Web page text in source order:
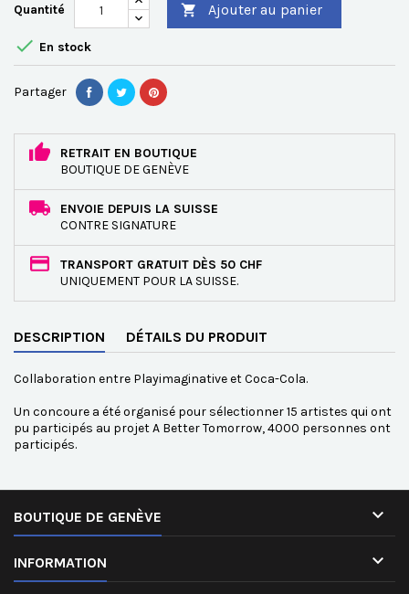
Quantité  Ajouter au panier
 En stock
Partager
RETRAIT EN BOUTIQUE
BOUTIQUE DE GENÈVE
ENVOIE DEPUIS LA SUISSE
CONTRE SIGNATURE
TRANSPORT GRATUIT DÈS 50 CHF
UNIQUEMENT POUR LA SUISSE.
DESCRIPTION DÉTAILS DU PRODUIT
Collaboration entre Playimaginative et Coca-Cola.
Un concoure a été organisé pour sélectionner 15 artistes qui ont
pu participés au projet A Better Tomorrow, 4000 personnes ont
participés.
BOUTIQUE DE GENÈVE 
INFORMATION 